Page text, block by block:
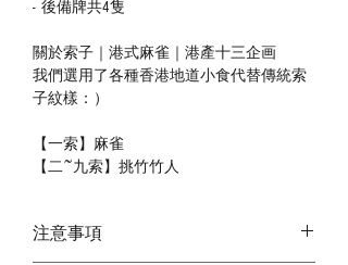
- 後備牌共4隻
關於索子｜港式麻雀｜港產十三企画
我們選用了各種香港地道小食代替傳統索
子紋樣：）
【一索】麻雀
【二~九索】挑竹竹人
注意事項